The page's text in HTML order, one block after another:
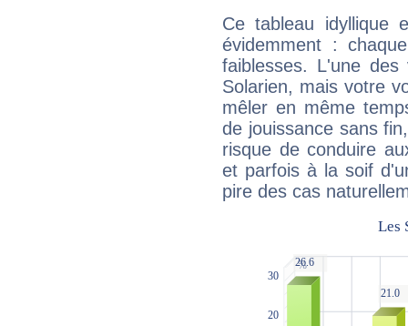
Ce tableau idyllique
évidemment :
faiblesses. L'une
Solarien, mais votre
mêler en même
de jouissance sans
risque de conduire
et parfois à la soif
pire des cas